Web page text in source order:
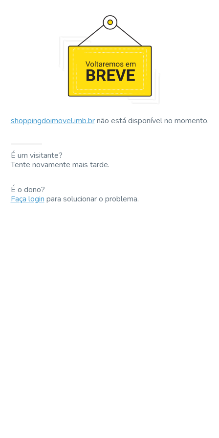
shoppingdoimovel.imb.brnão está disponível no momento.
É um visitante?
Tente novamente mais tarde.
É o dono?
Faça loginpara solucionar o problema.